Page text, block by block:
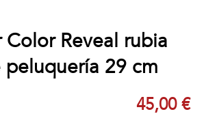
Reveal rubia
29 cm
45,00 €